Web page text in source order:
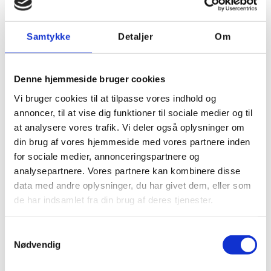
Samtykke Detaljer Om
Denne hjemmeside bruger cookies
Vi bruger cookies til at tilpasse vores indhold og
annoncer, til at vise dig funktioner til sociale medier og til
at analysere vores trafik. Vi deler også oplysninger om
din brug af vores hjemmeside med vores partnere inden
for sociale medier, annonceringspartnere og
analysepartnere. Vores partnere kan kombinere disse
data med andre oplysninger, du har givet dem, eller som
de har indsamlet fra din brug af deres tjenester.
Nødvendig
Arrangement 4
½ thebolle m. smør, skiveost og peberfrugt
½ thebolle m. smør, rullepølse og rødløg
lun æbletærte m. crème frâiche og småkager
friskbrygget økologisk kaffe og luksus the samt isvand
245 pp